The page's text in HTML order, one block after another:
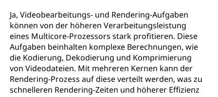
Ja, Videobearbeitungs- und Rendering-Aufgaben
können von der höheren Verarbeitungsleistung
eines Multicore-Prozessors stark profitieren. Diese
Aufgaben beinhalten komplexe Berechnungen, wie
die Kodierung, Dekodierung und Komprimierung
von Videodateien. Mit mehreren Kernen kann der
Rendering-Prozess auf diese verteilt werden, was zu
schnelleren Rendering-Zeiten und höherer Effizienz